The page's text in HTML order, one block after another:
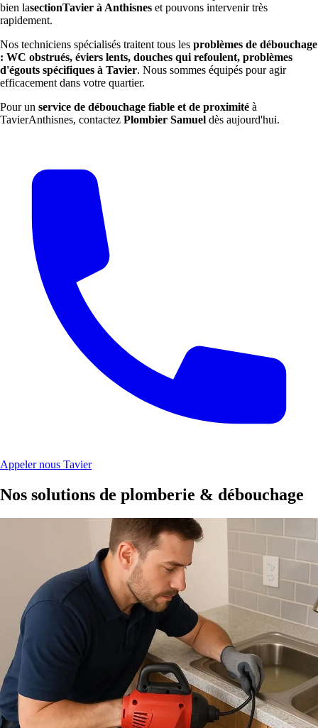
bien lasectionTavier à Anthisnes et pouvons intervenir très
rapidement.
Nos techniciens spécialisés traitent tous les problèmes de débouchage
: WC obstrués, éviers lents, douches qui refoulent, problèmes
d'égouts spécifiques à Tavier. Nous sommes équipés pour agir
efficacement dans votre quartier.
Pour un service de débouchage fiable et de proximité à
TavierAnthisnes, contactez Plombier Samuel dès aujourd'hui.
Appeler nous Tavier
Nos solutions de plomberie & débouchage